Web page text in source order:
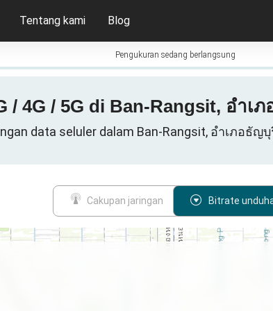
Tentang kami Blog
Pengukuran sedang berlangsung
/ 4G / 5G di Ban-Rangsit, อำเ
data seluler dalam Ban-Rangsit, อำเภอธัญ
Cakupan jaringan Bitrate